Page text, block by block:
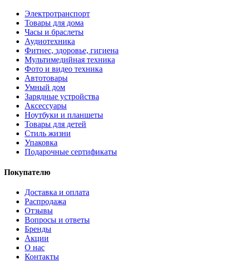
Электротранспорт
Товары для дома
Часы и браслеты
Аудиотехника
Фитнес, здоровье, гигиена
Мультимедийная техника
Фото и видео техника
Автотовары
Умный дом
Зарядные устройства
Аксессуары
Ноутбуки и планшеты
Товары для детей
Стиль жизни
Упаковка
Подарочные сертификаты
Покупателю
Доставка и оплата
Распродажа
Отзывы
Вопросы и ответы
Бренды
Акции
О нас
Контакты